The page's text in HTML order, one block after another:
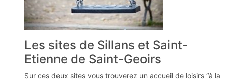
Les sites de Sillans et Saint-
Etienne de Saint-Geoirs
Sur ces deux sites vous trouverez un accueil de loisirs “à la